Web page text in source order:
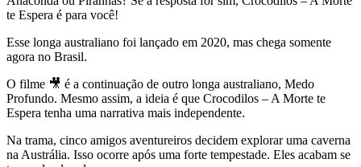
te Espera é para você!
Esse longa australiano foi lançado em 2020, mas chega somente
agora no Brasil.
O filme 🎥 é a continuação de outro longa australiano, Medo
Profundo. Mesmo assim, a ideia é que Crocodilos – A Morte te
Espera tenha uma narrativa mais independente.
Na trama, cinco amigos aventureiros decidem explorar uma caverna
na Austrália. Isso ocorre após uma forte tempestade. Eles acabam se